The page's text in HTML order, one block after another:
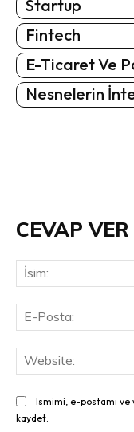
Startup
Fintech
E-Ticaret Ve
Nesnelerin
CEVAP VER
Ismimi, e-postamı ve
kaydet.